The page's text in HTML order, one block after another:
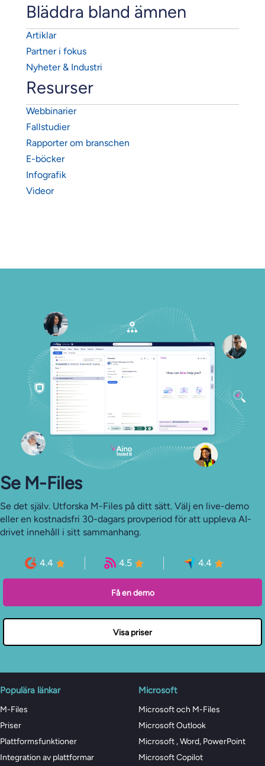
Bläddra bland ämnen
Artiklar
Partner i fokus
Nyheter & Industri
Resurser
Webbinarier
Fallstudier
Rapporter om branschen
E-böcker
Infografik
Videor
Se M-Files
Se det själv. Utforska M-Files på ditt sätt. Välj en live-demo
eller en kostnadsfri 30-dagars provperiod för att uppleva AI-
drivet innehåll i sitt sammanhang.
4.4 4.5 4.4
Få en demo
Visa priser
Populära länkar
M-Files
Priser
Plattformsfunktioner
Integration av plattformar
Microsoft
Microsoft och M-Files
Microsoft Outlook
Microsoft , Word, PowerPoint
Microsoft Copilot